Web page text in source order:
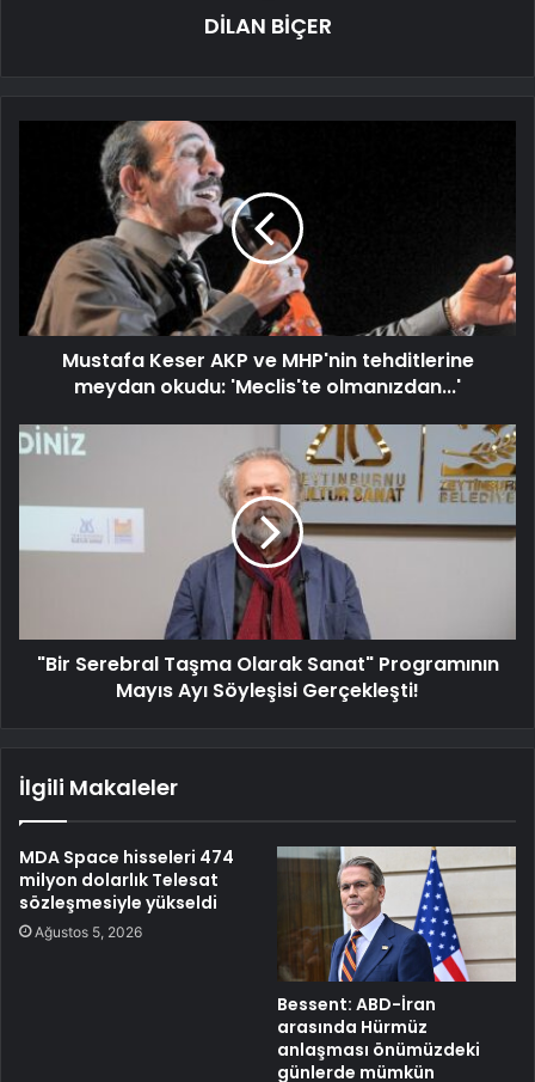
DİLAN BİÇER
Mustafa Keser AKP ve MHP'nin tehditlerine
meydan okudu: 'Meclis'te olmanızdan...'
"Bir Serebral Taşma Olarak Sanat" Programının
Mayıs Ayı Söyleşisi Gerçekleşti!
İlgili Makaleler
MDA Space hisseleri 474
milyon dolarlık Telesat
sözleşmesiyle yükseldi
Ağustos 5, 2026
Bessent: ABD-İran
arasında Hürmüz
anlaşması önümüzdeki
günlerde mümkün